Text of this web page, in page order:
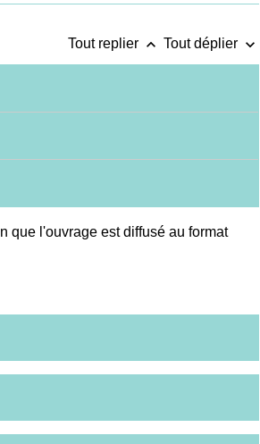
Tout replier keyboard_arrow_up Tout déplier keyboard_arrow_down
que l'ouvrage est diffusé au format